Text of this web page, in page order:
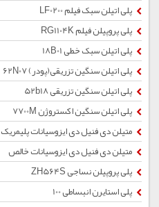
پلی اتیلن سبک فیلم LF0200
پلی پروپیلن فیلم RG1104K
پلی اتیلن سبک خطی 18B01
پلی اتیلن سنگین تزریقی(پودر) 62N07
پلی اتیلن سنگین تزریقی 52b18
پلی اتیلن سنگین اکستروژن 7700M
متیلن دی فنیل دی ایزوسیانات پلیمریک
متیلن دی فنیل دی ایزوسیانات خالص
پلی پروپیلن نساجی ZH564S
پلی استایرن انبساطی 100